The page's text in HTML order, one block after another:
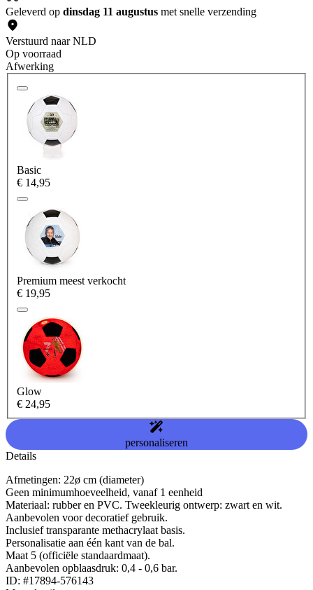
Geleverd op dinsdag 11 augustus met snelle verzending
Verstuurd naar NLD
Op voorraad
Afwerking
Basic
€ 14,95
Premium meest verkocht
€ 19,95
Glow
€ 24,95
personaliseren
Details
Afmetingen: 22ø cm (diameter)
Geen minimumhoeveelheid, vanaf 1 eenheid
Materiaal: rubber en PVC. Tweekleurig ontwerp: zwart en wit.
Aanbevolen voor decoratief gebruik.
Inclusief transparante methacrylaat basis.
Personalisatie aan één kant van de bal.
Maat 5 (officiële standaardmaat).
Aanbevolen opblaasdruk: 0,4 - 0,6 bar.
ID: #17894-576143